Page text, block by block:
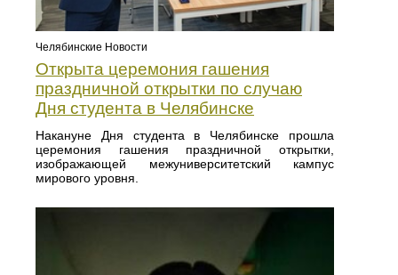
Челябинские Новости
Открыта церемония гашения
праздничной открытки по случаю
Дня студента в Челябинске
Накануне Дня студента в Челябинске прошла
церемония гашения праздничной открытки,
изображающей межуниверситетский кампус
мирового уровня.